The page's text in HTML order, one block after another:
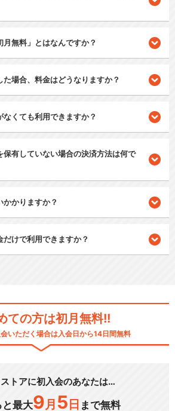
月無料」とはなんですか？
た場合、料金はどうなりますか？
なくても利用できますか？
保有していない場合の決済方法は何で
かかりますか？
だけで利用できますか？
ての方は初月無料!!
いただく場合は入会日から14日間無料
トアに初入会のあなたは…
最大9 月 5 日 まで無料